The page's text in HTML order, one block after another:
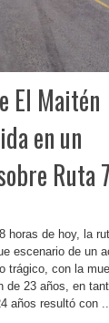
El Maitén
en un
Ruta
horas de hoy, la
escenario de un
trágico, con la
de 23 años, en
años resultó con